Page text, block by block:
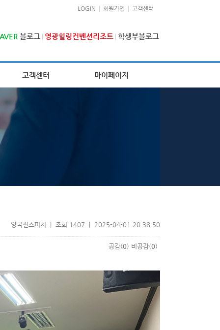
LOGIN 회원가입 고객센터
블로그 영광힐링컨벤션리조트 학생부블로그
고객센터 마이페이지
양국진스피치 | 조회 1407 | 2025-04-01 20:38:50
공감(0) 비공감(0)